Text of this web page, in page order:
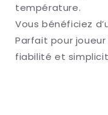
température.
Vous bénéficiez
Parfait pour
fiabilité et